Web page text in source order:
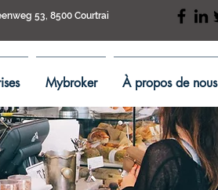
53, 8500 Courtrai
Mybroker À propos de nous